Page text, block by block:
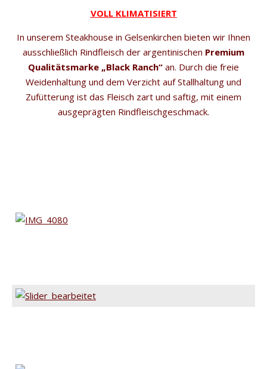
VOLL KLIMATISIERT
In unserem Steakhouse in Gelsenkirchen bieten wir Ihnen
ausschließlich Rindfleisch der argentinischen Premium
Qualitätsmarke „Black Ranch“ an. Durch die freie
Weidenhaltung und dem Verzicht auf Stallhaltung und
Zufütterung ist das Fleisch zart und saftig, mit einem
ausgeprägten Rindfleischgeschmack.